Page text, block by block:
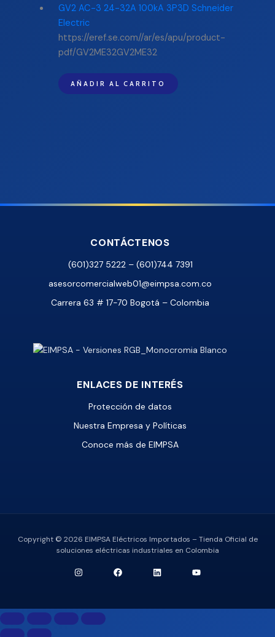
https://eref.se.com//ar/es/apu/product-
pdf/GV2ME32GV2ME32
AÑADIR AL CARRITO
CONTÁCTENOS
(601)327 5222 – (601)744 7391
asesorcomercialweb01@eimpsa.com.co
Carrera 63 # 17-70 Bogotá – Colombia
ENLACES DE INTERÉS
Protección de datos
Nuestra Empresa y Políticas
Conoce más de EIMPSA
Copyright © 2026 EIMPSA Eléctricos Importados – Tienda Oficial de
soluciones eléctricas industriales en Colombia